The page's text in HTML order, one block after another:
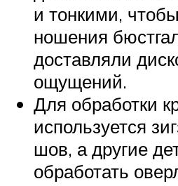
и тонкими,
ношения
доставляли
ощущений.
Для обработки
используется
шов, а другие
обработать